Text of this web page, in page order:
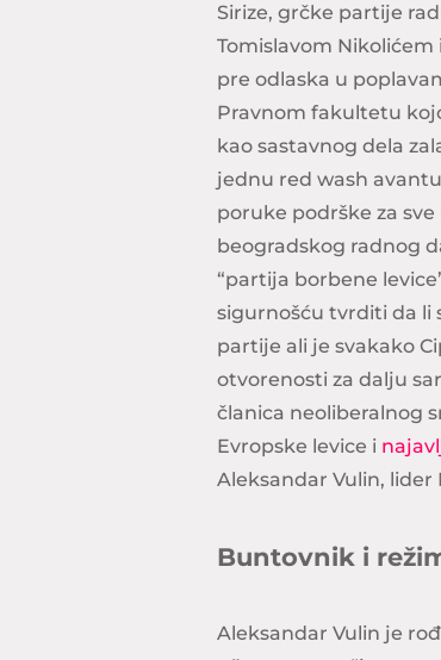
Sirize, grčke partije
Tomislavom Nikolićem
pre odlaska u
Pravnom fakultetu
kao sastavnog dela
jednu red wash
poruke podrške za
beogradskog radnog
“partija borbene
sigurnošću tvrditi da li
partije ali je svakako
otvorenosti za dalju
članica neoliberalnog
Evropske levice i
Aleksandar Vulin, lider
Buntovnik i
Aleksandar Vulin je